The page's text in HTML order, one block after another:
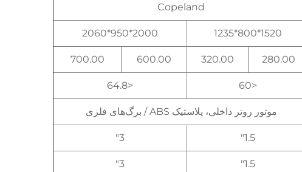
Copeland
1520*800*1235
2000*950*2060
280.00
320.00
600.00
700.00
<60
<64.8
موتور روتر داخلی، پلاستیک ABS / برگ‌های فلزی
1.5"
3"
1.5"
3"